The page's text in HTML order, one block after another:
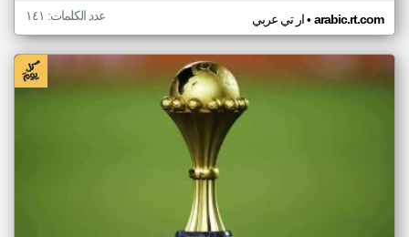
ار تي عربي• arabic.rt.com عدد الكلمات: ١٤١